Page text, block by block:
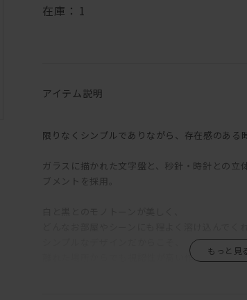
在庫： 1
アイテム説明
限りなくシンプルでありながら、存在感のある
ガラスに描かれた文字盤と、秒針・時針との立
ブメントを採用。
離れた場所からでも視認性が高い作りになって